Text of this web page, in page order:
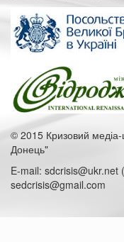
© 2015 Кризовий медіа-
Донець"
E-mail: sdcrisis@ukr.net
sedcrisis@gmail.com